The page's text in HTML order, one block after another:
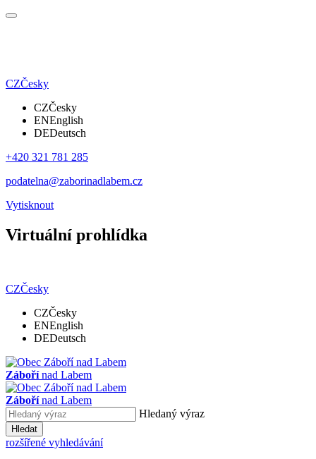
CZČesky
CZČesky
ENEnglish
DEDeutsch
+420 321 781 285
podatelna@zaborinadlabem.cz
Vytisknout
Virtuální prohlídka
CZČesky
CZČesky
ENEnglish
DEDeutsch
Zábořínad Labem
Zábořínad Labem
Hledaný výraz
Hledat
rozšířené vyhledávání